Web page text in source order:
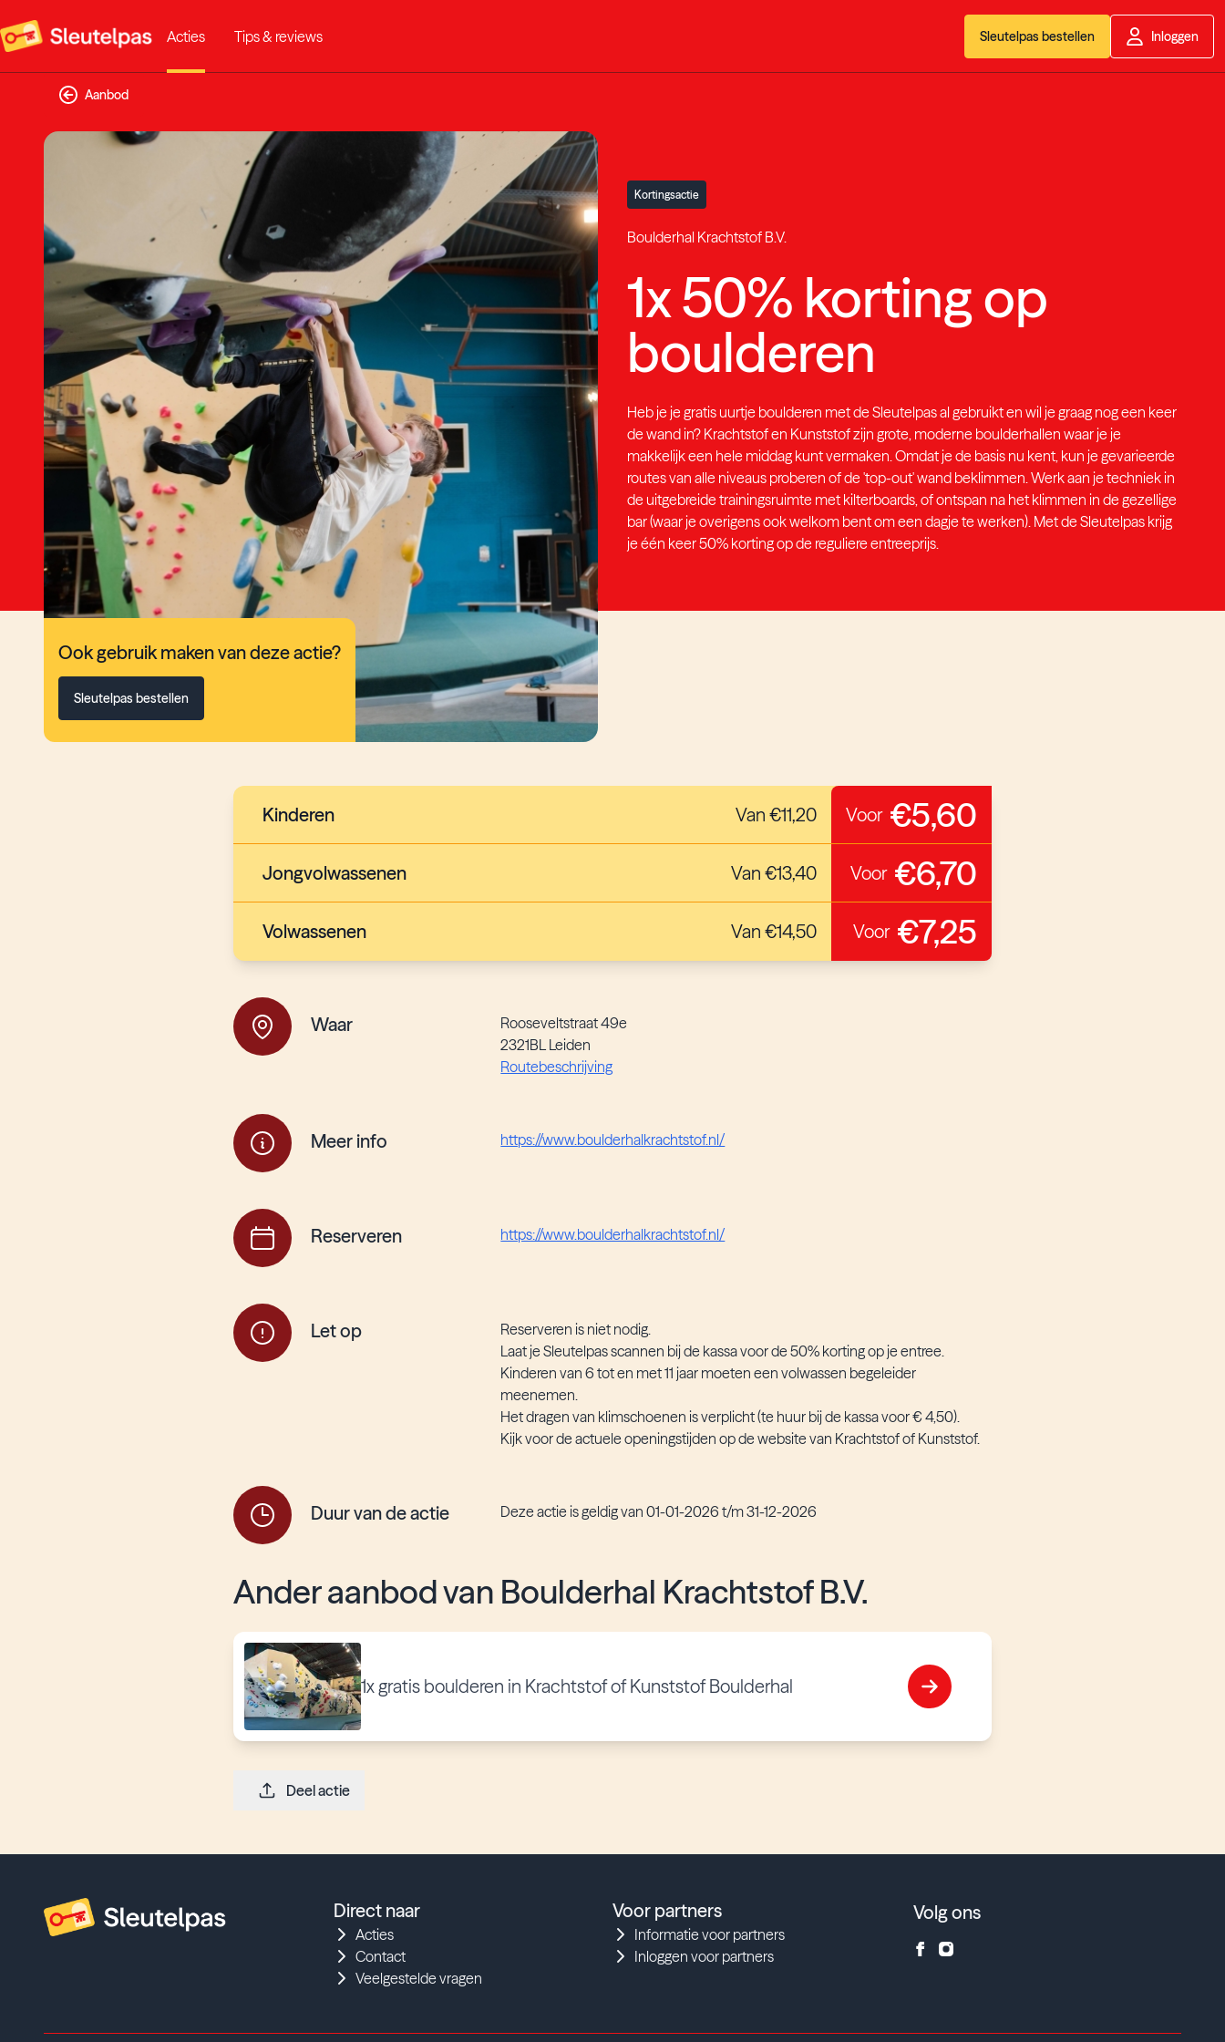
Acties Tips & reviews Sleutelpas bestellen Inloggen
Aanbod
Kortingsactie
Boulderhal Krachtstof B.V.
1x 50% korting op
boulderen
Heb je je gratis uurtje boulderen met de Sleutelpas al gebruikt en wil je graag nog een keer
de wand in? Krachtstof en Kunststof zijn grote, moderne boulderhallen waar je je
makkelijk een hele middag kunt vermaken. Omdat je de basis nu kent, kun je gevarieerde
routes van alle niveaus proberen of de 'top-out' wand beklimmen. Werk aan je techniek in
de uitgebreide trainingsruimte met kilterboards, of ontspan na het klimmen in de gezellige
bar (waar je overigens ook welkom bent om een dagje te werken). Met de Sleutelpas krijg
je één keer 50% korting op de reguliere entreeprijs.
Ook gebruik maken van deze actie?
Sleutelpas bestellen
Kinderen
Jongvolwassenen
Volwassenen
Van €11,20
Van €13,40
Van €14,50
Voor €5,60
Voor €6,70
Voor €7,25
Waar
Rooseveltstraat 49e
2321BL Leiden
Routebeschrijving
Meer info https://www.boulderhalkrachtstof.nl/
Reserveren https://www.boulderhalkrachtstof.nl/
Let op
Reserveren is niet nodig.
Laat je Sleutelpas scannen bij de kassa voor de 50% korting op je entree.
Kinderen van 6 tot en met 11 jaar moeten een volwassen begeleider
meenemen.
Het dragen van klimschoenen is verplicht (te huur bij de kassa voor € 4,50).
Kijk voor de actuele openingstijden op de website van Krachtstof of Kunststof.
Duur van de actie Deze actie is geldig van 01-01-2026 t/m 31-12-2026
Ander aanbod van Boulderhal Krachtstof B.V.
1x gratis boulderen in Krachtstof of Kunststof Boulderhal
Deel actie
Direct naar
Acties
Contact
Veelgestelde vragen
Voor partners
Informatie voor partners
Inloggen voor partners
Volg ons